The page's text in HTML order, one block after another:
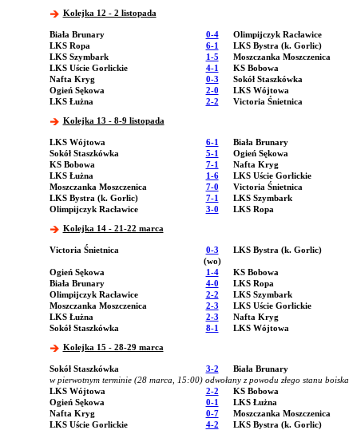
Kolejka 12 - 2 listopada
Biała Brunary 0-4 Olimpijczyk Racławice
LKS Ropa
6-1 LKS Bystra (k. Gorlic)
LKS Szymbark
1-5 Moszczanka Moszczenica
LKS Uście Gorlickie
4-1 KS Bobowa
Nafta Kryg
0-3 Sokół Staszkówka
Ogień Sękowa
2-0 LKS Wójtowa
LKS Łużna
2-2 Victoria Śnietnica
Kolejka 13 - 8-9 listopada
LKS Wójtowa 6-1 Biała Brunary
Sokół Staszkówka
5-1 Ogień Sękowa
KS Bobowa
7-1 Nafta Kryg
LKS Łużna
1-6 LKS Uście Gorlickie
Moszczanka Moszczenica
7-0 Victoria Śnietnica
LKS Bystra (k. Gorlic)
7-1 LKS Szymbark
Olimpijczyk Racławice
3-0 LKS Ropa
Kolejka 14 - 21-22 marca
Victoria Śnietnica 0-3
LKS Bystra (k. Gorlic)
(wo)
Ogień Sękowa
1-4 KS Bobowa
Biała Brunary
4-0 LKS Ropa
Olimpijczyk Racławice
2-2 LKS Szymbark
Moszczanka Moszczenica
2-3 LKS Uście Gorlickie
LKS Łużna
2-3 Nafta Kryg
Sokół Staszkówka
8-1 LKS Wójtowa
Kolejka 15 - 28-29 marca
Sokół Staszkówka 3-2 Biała Brunary
w pierwotnym terminie (28 marca, 15:00) odwołany z powodu złego stanu boiska
LKS Wójtowa
2-2 KS Bobowa
Ogień Sękowa
0-1 LKS Łużna
Nafta Kryg
0-7 Moszczanka Moszczenica
LKS Uście Gorlickie
4-2 LKS Bystra (k. Gorlic)